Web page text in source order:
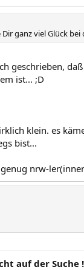
ganz viel Glück bei
geschrieben,
ist... ;D
klein. es
bist...
nrw-
auf der Suche !